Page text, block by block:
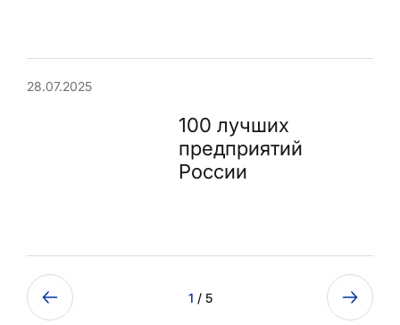
28.07.2025
100 лучших
предприятий
России
1 / 5